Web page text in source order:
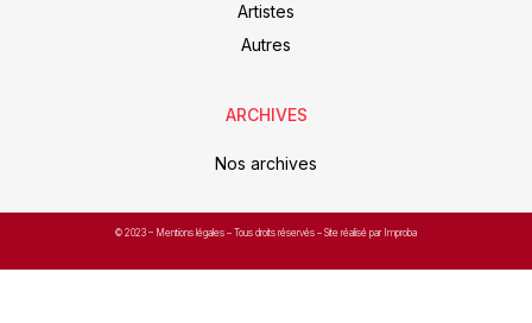
Artistes
Autres
ARCHIVES
Nos archives
© 2023 – Mentions légales – Tous droits réservés – Site réalisé par Improba